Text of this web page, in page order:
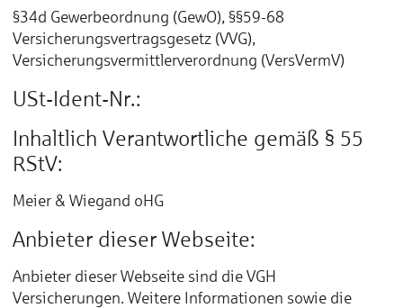
§34d Gewerbeordnung (GewO), §§59-68
Versicherungsvertragsgesetz (VVG),
Versicherungsvermittlerverordnung (VersVermV)
USt-Ident-Nr.:
Inhaltlich Verantwortliche gemäß § 55
RStV:
Meier & Wiegand oHG
Anbieter dieser Webseite:
Anbieter dieser Webseite sind die VGH
Versicherungen. Weitere Informationen sowie die